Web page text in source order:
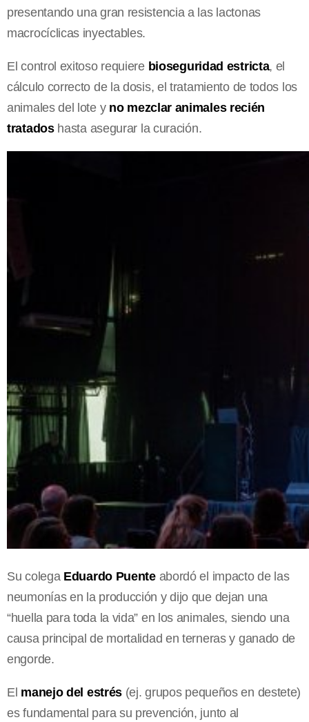
presentando una gran resistencia a las lactonas
macrocíclicas inyectables.
El control exitoso requiere bioseguridad estricta, el
cálculo correcto de la dosis, el tratamiento de todos los
animales del lote y no mezclar animales recién
tratadoshasta asegurar la curación.
Su colega Eduardo Puenteabordó el impacto de las
neumonías en la producción y dijo que dejan una
“huella para toda la vida” en los animales, siendo una
causa principal de mortalidad en terneras y ganado de
engorde.
El manejo del estrés (ej. grupos pequeños en destete)
es fundamental para su prevención, junto al